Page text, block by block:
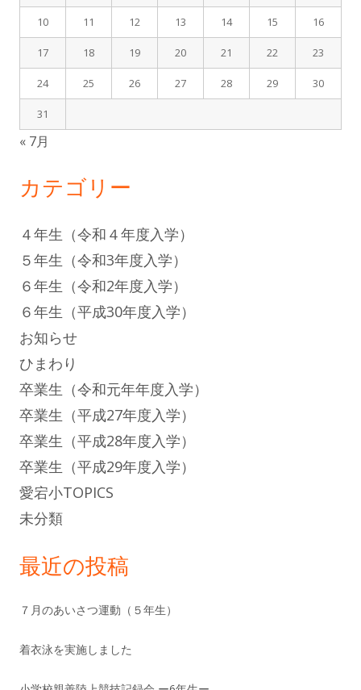
10 11 12 13 14 15 16
17 18 19 20 21 22 23
24 25 26 27 28 29 30
31
« 7月
カテゴリー
４年生（令和４年度入学）
５年生（令和3年度入学）
６年生（令和2年度入学）
６年生（平成30年度入学）
お知らせ
ひまわり
卒業生（令和元年年度入学）
卒業生（平成27年度入学）
卒業生（平成28年度入学）
卒業生（平成29年度入学）
愛宕小TOPICS
未分類
最近の投稿
７月のあいさつ運動（５年生）
着衣泳を実施しました